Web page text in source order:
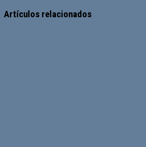
web
Artículos relacionados